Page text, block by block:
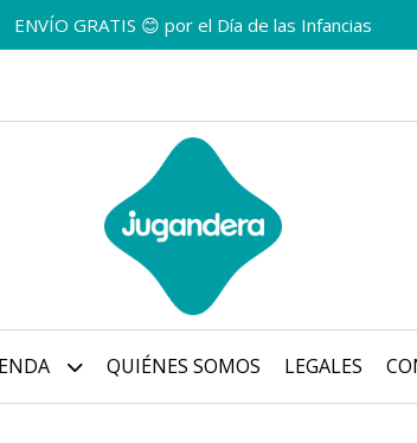
ENVÍO GRATIS 😊 por el Día de las Infancias
QUIÉNES SOMOS LEGALES